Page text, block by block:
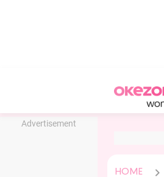
Advertisement
HOME